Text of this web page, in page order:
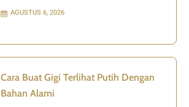
AGUSTUS 6, 2026
Cara Buat Gigi Terlihat Putih Dengan
Bahan Alami